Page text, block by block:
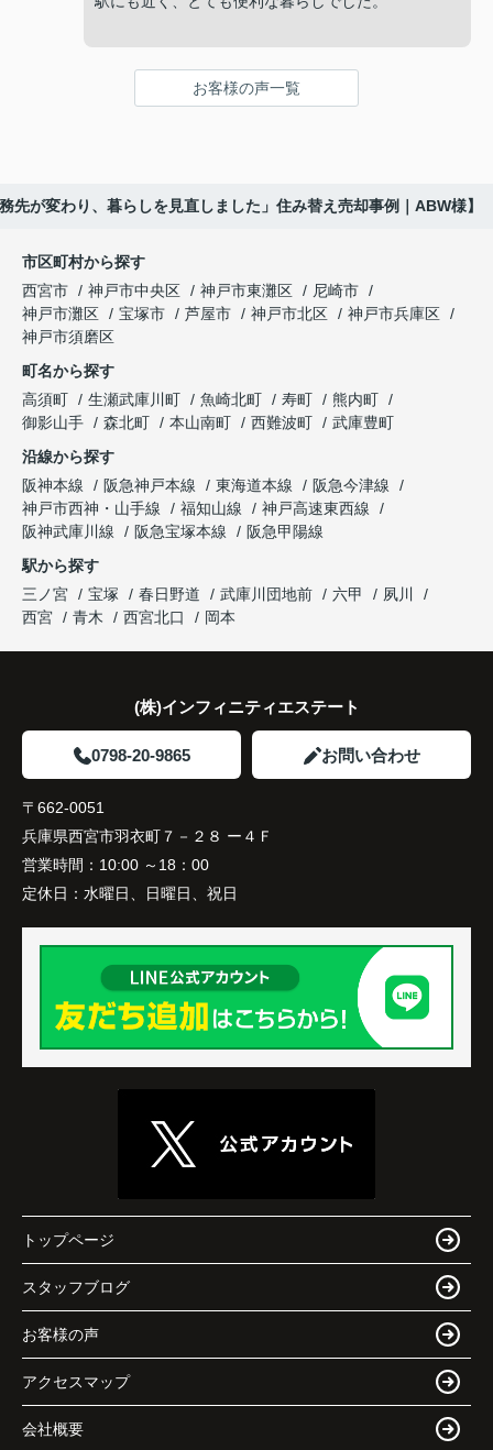
て選ばれました。
現在は夫婦二人の生活に合った住まいで、趣味や旅
行を楽しみながら、ゆったりとした毎日を過ごして
います。
住み替えによって、これからの人生がさらに楽しみ
になりました。
望される方から一定の需要があることを教えていた
だきました。
丁寧に紹介してくださいました。
「小さな子どもがいるので、道路から少し離れてい
る安心感がありますね。」
と前向きに評価してくださいました。
思い込みだけで判断せず、専門家へ相談して本当に
良かったと思います。
大切な住まいを安心して次のご家族へ引き継ぐこと
ができました。
と勤務先が変わり、毎日の生活リズムが以前とは大
きく変化しました。
「今の生活に合う住まいを考えよう。」
という話になりました。
インフィニティエステートさんへ相談すると、「プ
レミスト西宮北口ザ・レジデンス」の査定だけでな
く、住み替え先とのスケジュール調整や資金計画も
丁寧にサポートしてくださいました。
販売活動では、西宮北口駅へのアクセス、阪急西宮
ンションならではの魅力を詳しく紹介してください
ました。
購入されたご夫婦は、
環境ですね。」
と話され、ご契約となりました。
にゆとりが生まれています。
住まいを変えたことで、家族との時間も以前より増
お客様の声一覧
が変わり、暮らしを見直しました」住み替え売却事例｜ABW様】
市区町村から探す
西宮市
神戸市中央区 神戸市東灘区
尼崎市
神戸市灘区
宝塚市 芦屋市 神戸市北区
神戸市兵庫区
神戸市須磨区
町名から探す
高須町
生瀬武庫川町 魚崎北町 寿町
熊内町
御影山手
森北町 本山南町 西難波町
武庫豊町
沿線から探す
阪神本線
阪急神戸本線 東海道本線
阪急今津線
神戸市西神・山手線
福知山線
神戸高速東西線
阪神武庫川線
阪急宝塚本線
阪急甲陽線
駅から探す
三ノ宮
宝塚 春日野道 武庫川団地前 六甲
夙川
西宮
青木 西宮北口 岡本
(株)インフィニティエステート
0798-20-9865 お問い合わせ
〒662-0051
兵庫県西宮市羽衣町７－２８ ー４Ｆ
営業時間： 10:00 ～18：00
定休日： 水曜日、日曜日、祝日
トップページ
スタッフブログ
お客様の声
アクセスマップ
会社概要